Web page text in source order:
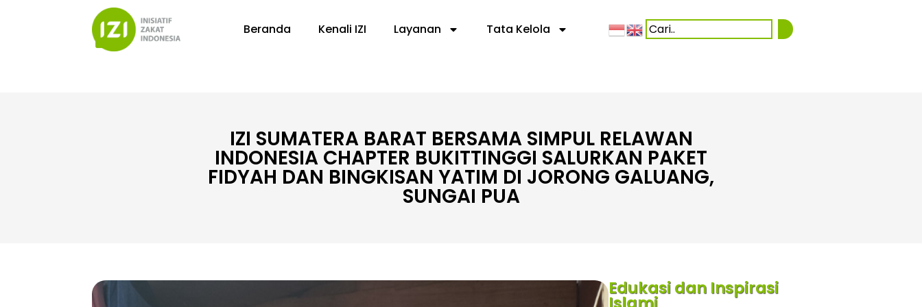
Beranda Kenali IZI Layanan Tata Kelola
IZI SUMATERA BARAT BERSAMA SIMPUL RELAWAN
INDONESIA CHAPTER BUKITTINGGI SALURKAN PAKET
FIDYAH DAN BINGKISAN YATIM DI JORONG GALUANG,
SUNGAI PUA
Edukasi dan Inspirasi